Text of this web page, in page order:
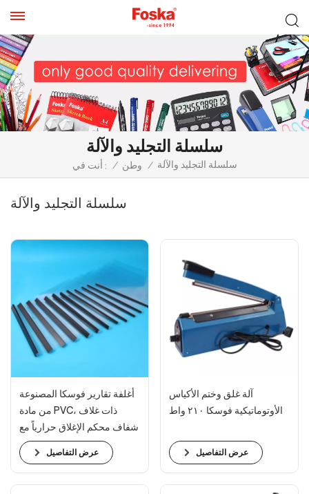
سلسلة التجليد والآلة
أنت في : / وطن / سلسلة التجليد والآلة
سلسلة التجليد والآلة
أغلفة تقارير فوسكا المصنوعة
من مادة PVC، ذات غلاف
شفاف محكم الإغلاق حرارياً مع
عمود فولاذي، مناسبة للتعليم
عرض التفاصيل
آلة غلق وختم الأكياس
الأوتوماتيكية فوسكا ٢١٠ واط
عرض التفاصيل